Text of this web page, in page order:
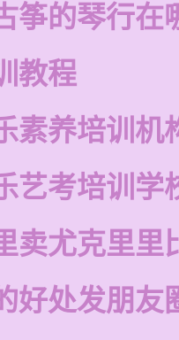
筝的琴行在
教程
素养培训机
艺考培训学
卖尤克里里
好处发朋友